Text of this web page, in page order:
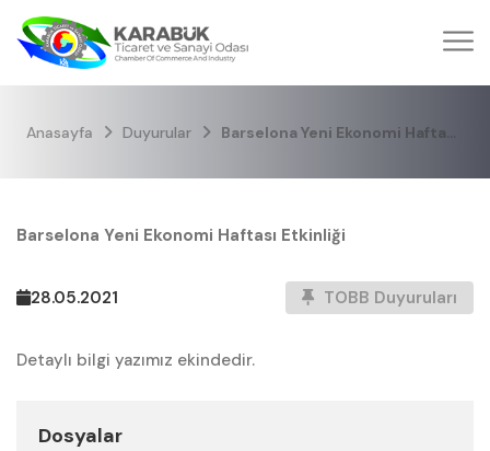
Anasayfa Duyurular Barselona Yeni Ekonomi Haftası Etkinliği
Barselona Yeni Ekonomi Haftası Etkinliği
28.05.2021 TOBB Duyuruları
Detaylı bilgi yazımız ekindedir.
Dosyalar